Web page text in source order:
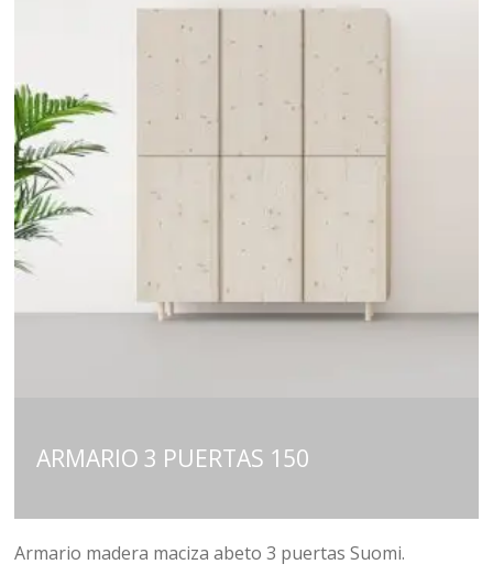
ARMARIO 3 PUERTAS 150
Armario madera maciza abeto 3 puertas Suomi.